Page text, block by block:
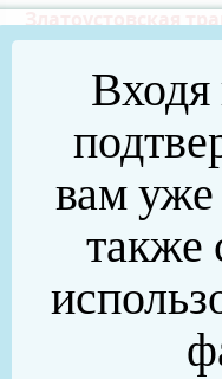
Златоустовская
Реальные дела
Национальные
75 лет Победы в
(архив)
Новости
Входя
вам уже
также